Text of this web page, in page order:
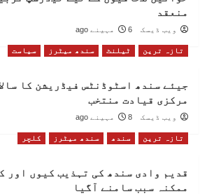
منعقد
ویب ڈیسک 6 مہینے ago
تازہ ترین ٹیلنٹ سندھ میٹرز سیاست
جیئے سندھ اسٹوڈنٹس فیڈریشن کا
مرکزی قیادت منتخب
ویب ڈیسک 8 مہینے ago
تازہ ترین سندھ سندھ میٹرز کلچر
قدیم وادی سندھ کی تہذیب کیوں اور
ممکنہ سبب سامنے آگیا